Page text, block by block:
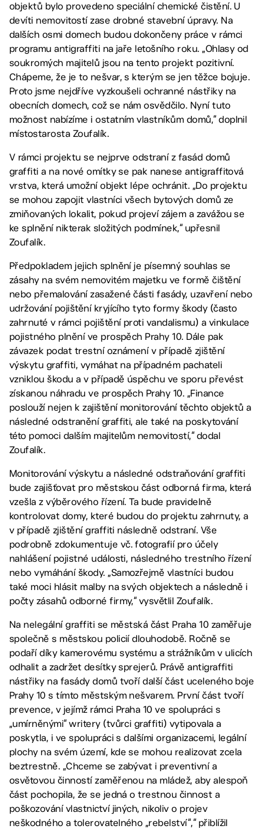
objektů bylo provedeno speciální chemické čistění. U
devíti nemovitostí zase drobné stavební úpravy. Na
dalších osmi domech budou dokončeny práce v rámci
programu antigraffiti na jaře letošního roku. „Ohlasy od
soukromých majitelů jsou na tento projekt pozitivní.
Chápeme, že je to nešvar, s kterým se jen těžce bojuje.
Proto jsme nejdříve vyzkoušeli ochranné nástřiky na
obecních domech, což se nám osvědčilo. Nyní tuto
možnost nabízíme i ostatním vlastníkům domů,“ doplnil
místostarosta Zoufalík.
V rámci projektu se nejprve odstraní z fasád domů
graffiti a na nové omítky se pak nanese antigraffitová
vrstva, která umožní objekt lépe ochránit. „Do projektu
se mohou zapojit vlastníci všech bytových domů ze
zmiňovaných lokalit, pokud projeví zájem a zavážou se
ke splnění nikterak složitých podmínek,“ upřesnil
Zoufalík.
Předpokladem jejich splnění je písemný souhlas se
zásahy na svém nemovitém majetku ve formě čištění
nebo přemalování zasažené části fasády, uzavření nebo
udržování pojištění kryjícího tyto formy škody (často
zahrnuté v rámci pojištění proti vandalismu) a vinkulace
pojistného plnění ve prospěch Prahy 10. Dále pak
závazek podat trestní oznámení v případě zjištění
výskytu graffiti, vymáhat na případném pachateli
vzniklou škodu a v případě úspěchu ve sporu převést
získanou náhradu ve prospěch Prahy 10. „Finance
poslouží nejen k zajištění monitorování těchto objektů a
následné odstranění graffiti, ale také na poskytování
této pomoci dalším majitelům nemovitostí,“ dodal
Zoufalík.
Monitorování výskytu a následné odstraňování graffiti
bude zajišťovat pro městskou část odborná firma, která
vzešla z výběrového řízení. Ta bude pravidelně
kontrolovat domy, které budou do projektu zahrnuty, a
v případě zjištění graffiti následně odstraní. Vše
podrobně zdokumentuje vč. fotografií pro účely
nahlášení pojistné události, následného trestního řízení
nebo vymáhání škody. „Samozřejmě vlastníci budou
také moci hlásit malby na svých objektech a následně i
počty zásahů odborné firmy,“ vysvětlil Zoufalík.
Na nelegální graffiti se městská část Praha 10 zaměřuje
společně s městskou policií dlouhodobě. Ročně se
podaří díky kamerovému systému a strážníkům v ulicích
odhalit a zadržet desítky sprejerů. Právě antigraffiti
nástřiky na fasády domů tvoří další část uceleného boje
Prahy 10 s tímto městským nešvarem. První část tvoří
prevence, v jejímž rámci Praha 10 ve spolupráci s
„umírněnými“ writery (tvůrci graffiti) vytipovala a
poskytla, i ve spolupráci s dalšími organizacemi, legální
plochy na svém území, kde se mohou realizovat zcela
beztrestně. „Chceme se zabývat i preventivní a
osvětovou činností zaměřenou na mládež, aby alespoň
část pochopila, že se jedná o trestnou činnost a
poškozování vlastnictví jiných, nikoliv o projev
neškodného a tolerovatelného „rebelství“,“ přiblížil